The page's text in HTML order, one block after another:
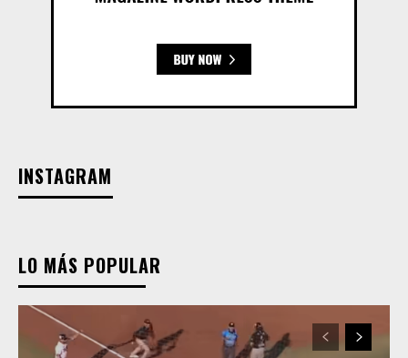
INSTAGRAM
LO MÁS POPULAR